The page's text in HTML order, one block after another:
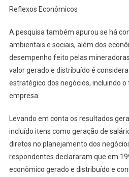
Reflexos Econômicos
A pesquisa também apurou se há
ambientais e sociais, além dos
desempenho feito pelas
valor gerado e distribuído é
estratégico dos negócios, incluindo
empresa.
Levando em conta os resultados
incluído itens como geração de
diretos no planejamento dos
respondentes declararam que em
econômico gerado e distribuído e